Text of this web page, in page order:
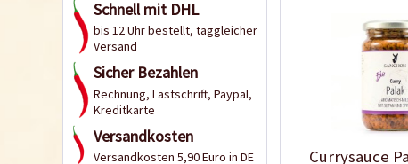
Schnell mit DHL
bis 12 Uhr bestellt, taggleicher
Versand
Sicher Bezahlen
Rechnung, Lastschrift, Paypal,
Kreditkarte
Versandkosten
Versandkosten 5,90 Euro in DE Currysauce